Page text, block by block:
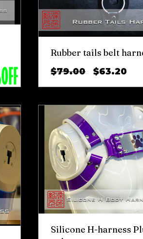
Rubber tails belt
$79.00
ราคา
$63.20รา
Silicone H-harness